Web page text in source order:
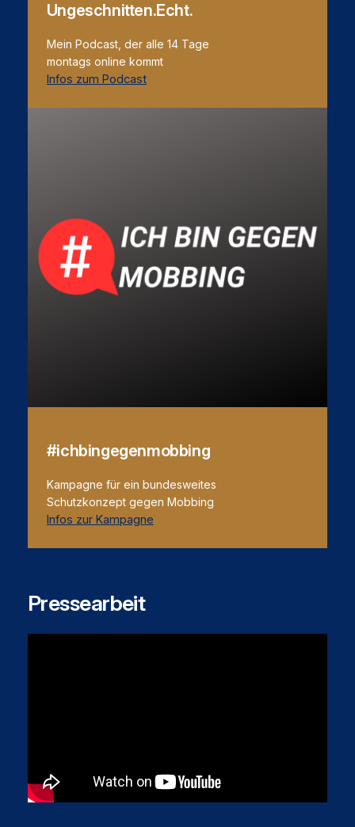
Ungeschnitten.Echt.
Mein Podcast, der alle 14 Tage
montags online kommt
Infos zum Podcast
#ichbingegenmobbing
Kampagne für ein bundesweites
Schutzkonzept gegen Mobbing
Infos zur Kampagne
Pressearbeit